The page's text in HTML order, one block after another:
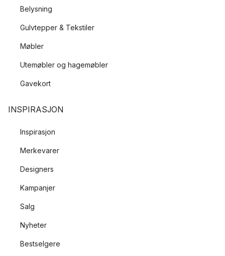
Belysning
Gulvtepper & Tekstiler
Møbler
Utemøbler og hagemøbler
Gavekort
INSPIRASJON
Inspirasjon
Merkevarer
Designers
Kampanjer
Salg
Nyheter
Bestselgere